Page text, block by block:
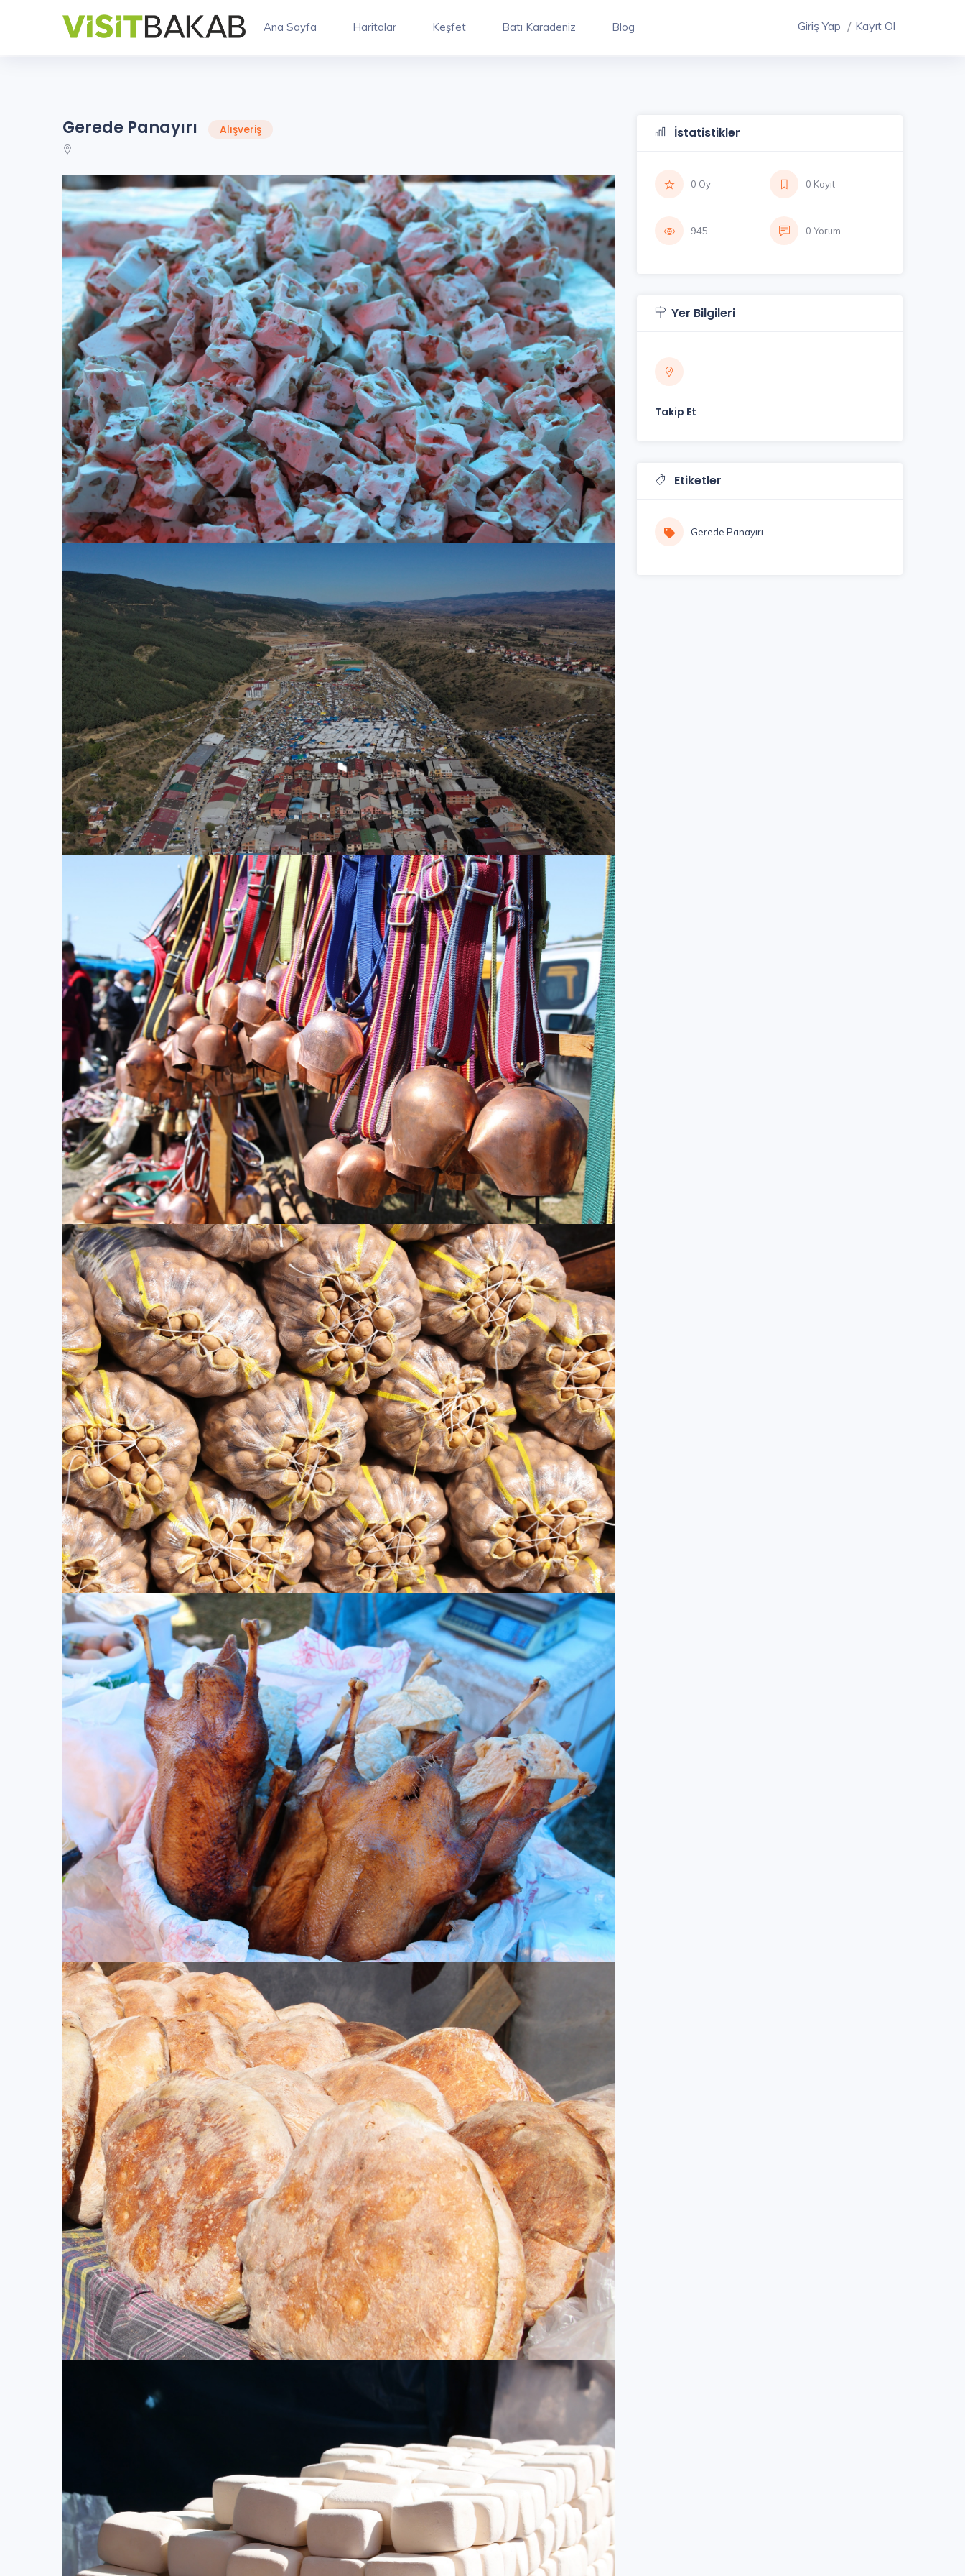
Ana Sayfa Haritalar Keşfet Batı Karadeniz Blog Giriş Yap Kayıt Ol
Gerede Panayırı Alışveriş İstatistikler
0 Oy 0 Kayıt
945 0 Yorum
Yer Bilgileri
Takip Et
Etiketler
Gerede Panayırı